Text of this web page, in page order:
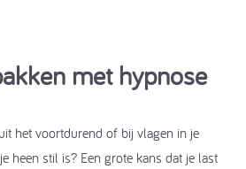
met hypnose
het voortdurend of bij vlagen in je
heen stil is? Een grote kans dat je last